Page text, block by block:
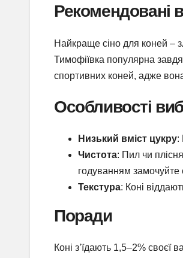
Рекомендовані
Найкраще сіно для коней –
Тимофіївка популярна
спортивних коней, адже вона
Особливості
Низький вміст цукру:
Чистота: Пил чи
годуванням замочуйте
Текстура: Коні
Поради
Коні з’їдають 1,5–2% своєї